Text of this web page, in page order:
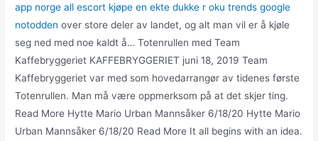
app norge all escort kjøpe en ekte dukke r oku trends google
notodden over store deler av landet, og alt man vil er å kjøle
seg ned med noe kaldt å… Totenrullen med Team
Kaffebryggeriet KAFFEBRYGGERIET juni 18, 2019 Team
Kaffebryggeriet var med som hovedarrangør av tidenes første
Totenrullen. Man må være oppmerksom på at det skjer ting.
Read More Hytte Mario Urban Mannsåker 6/18/20 Hytte Mario
Urban Mannsåker 6/18/20 Read More It all begins with an idea.